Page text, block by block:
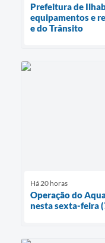
Prefeitura de
equipamentos e
e do Trânsito
Há 20 horas
Operação do
nesta sexta-feira